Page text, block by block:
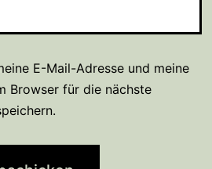
E-Mail-Adresse und meine
Browser für die nächste